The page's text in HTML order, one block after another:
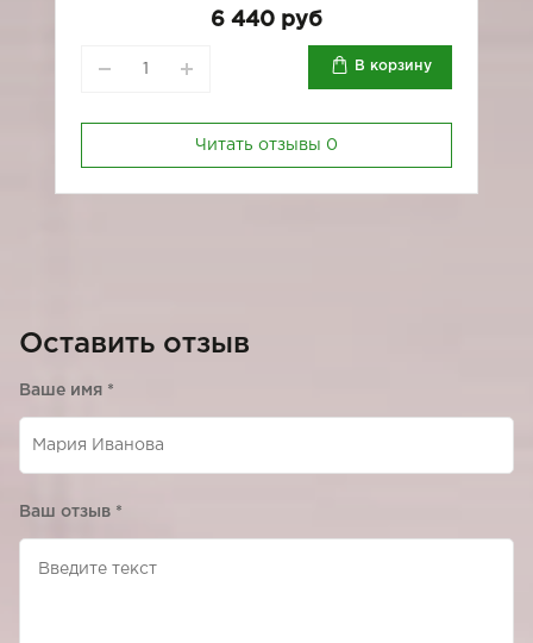
6 440 руб
В корзину
Читать отзывы 0
Оставить отзыв
Ваше имя *
Ваш отзыв *